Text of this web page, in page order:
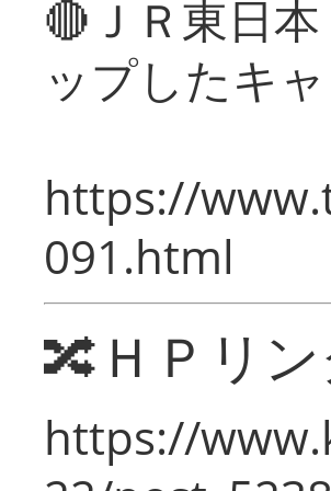
🔴ＪＲ東日
ップしたキ
https://
091.html
🔀ＨＰリ
https://